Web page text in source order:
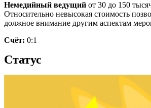
Немедийный ведущий от 30 до 150
Относительно невысокая стоимость
должное внимание другим аспектам
Счёт: 0:1
Статус